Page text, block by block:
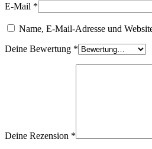
E-Mail *
Name, E-Mail-Adresse und
Deine Bewertung *
Deine Rezension *